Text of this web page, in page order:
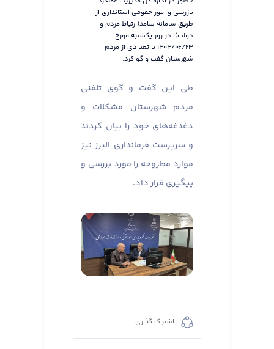
بازرسی و امور حقوقی استانداری از
طریق سامانه سامد(ارتباط مردم و
دولت)، در روز یکشنبه مورخ
۱۴۰۴/۰۶/۲۳ با تعدادی از مردم
شهرستان گفت و گو کرد.
طی این گفت و گوی تلفنی
مردم شهرستان مشکلات و
دغدغه‌های خود را بیان کردند
و سرپرست فرمانداری البرز نیز
موارد مطروحه را مورد بررسی و
پیگیری قرار داد.
اشتراک گذاری